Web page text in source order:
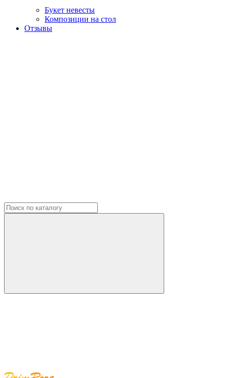
Букет невесты
Композиции на стол
Отзывы